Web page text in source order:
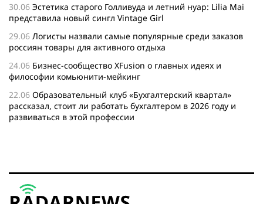
30.06 Эстетика старого Голливуда и летний нуар: Lilia Mai
представила новый сингл Vintage Girl
29.06 Логисты назвали самые популярные среди заказов
россиян товары для активного отдыха
24.06 Бизнес-сообщество XFusion о главных идеях и
философии комьюнити-мейкинг
22.06 Образовательный клуб «Бухгалтерский квартал»
рассказал, стоит ли работать бухгалтером в 2026 году и
развиваться в этой профессии
бизнесу нужен ребрендинг для роста компании
26.05Инновационное десятилетие России: бизнес, власть